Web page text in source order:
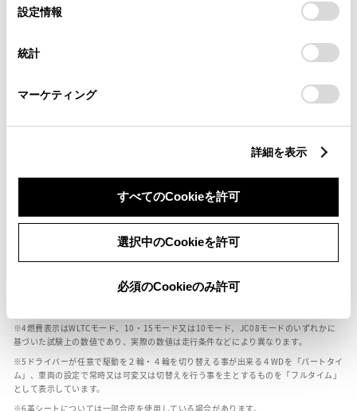
デバイスにすべてのCookie(クッキー)が保存されることに同
意したことになります。Cookie(クッキー)のオプトアウト、
設定の変更、同意を撤回したりするにあたっては、当社の
「Cookie（クッキー）情報の取り扱いについて
」をご覧くだ
設定情報
統計
マーケティング
詳細を表示
すべてのCookieを許可
選択中のCookieを許可
必須のCookieのみ許可
燃料・性能・詳細スペック
装備・オプション
ボディカラー
車の種類、仕様により数値が複数ある場合とサスペンション形式などにより、ホイ
ールベースが左右で数値が異なる場合がございます。
エンジン仕様により、×2の表記がしてある場合がございます。（ロータリーエンジ
車の種類、仕様により燃料タンクが二つある場合と異なる燃料タンクが二つある場
燃費表示はWLTCモード、10・15モード又は10モード、JC08モードのいずれかに
基づいた試験上の数値であり、実際の数値は走行条件などにより異なります。
ドライバーが任意で駆動を２輪・４輪を切り替える事が出来る４WDを「パートタイ
ム」、車両の設定で常時又は可変又は切替えを行う事を主とするものを「フルタイム」
として表示しています。
革シートについては一部合皮を使用している場合があります。